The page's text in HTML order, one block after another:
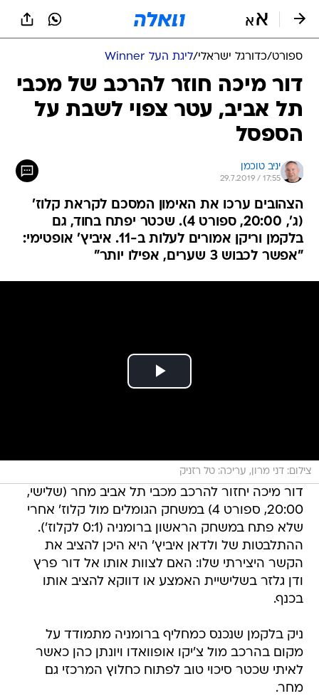
ספורט/כדורגל ישראלי/ליגת העל Winner
דור מיכה חוזר להרכב של מכבי
תל אביב, עטר צפוי לשבת על
הספסל
יניב טוכמן
29.7.2019 / 17:55
הצהובים ערכו את האימון המסכם לקראת קלוז'
(ג', 20:00, ספורט 4). שכטר יפתח בחוד, גם
בלקמן וריקן אמורים לעלות ב-11. איביץ' אופטימי:
"אפשר לכבוש 3 שערים, אפילו יותר"
צילום: דני מרון, עריכה: טל רזניק
דור מיכה יחזור להרכב מכבי תל אביב מחר (שלישי,
20:00, ספורט 4) במשחק הגומלים מול קלוז' אחרי
שלא פתח במשחק הראשון ברומניה (0:1 לקלוז').
ההתלבטות של ולדאן איביץ' היא היכן להציב את
הקשר היצירתי שלו: האם לצוות אותו אל דור פרץ
ודן גלזר בשלישיית האמצע או דווקא להציב אותו
בכנף.
ניק בלקמן שנכנס כמחליף ברומניה מתמודד על
מקום בהרכב מול צ'יקו אופוואדו ויונתן כהן כאשר
לאיתי שכטר סיכוי טוב לפתוח כחלוץ המרכזי גם
מחר.